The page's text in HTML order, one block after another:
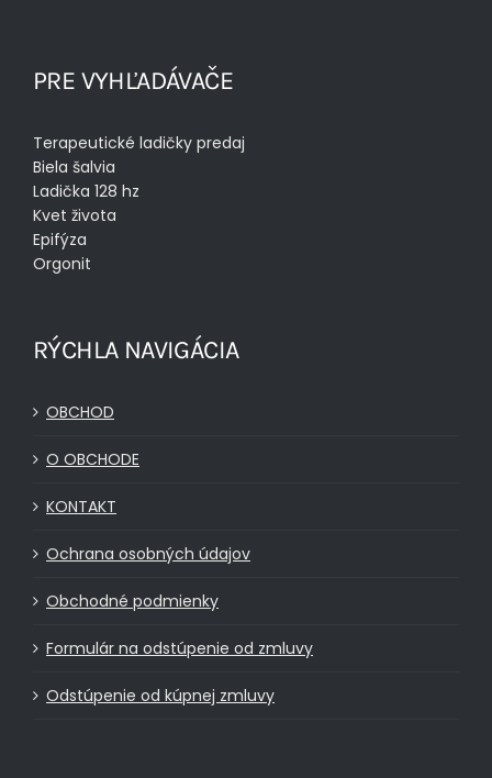
PRE VYHĽADÁVAČE
Terapeutické ladičky predaj
Biela šalvia
Ladička 128 hz
Kvet života
Epifýza
Orgonit
RÝCHLA NAVIGÁCIA
OBCHOD
O OBCHODE
KONTAKT
Ochrana osobných údajov
Obchodné podmienky
Formulár na odstúpenie od zmluvy
Odstúpenie od kúpnej zmluvy